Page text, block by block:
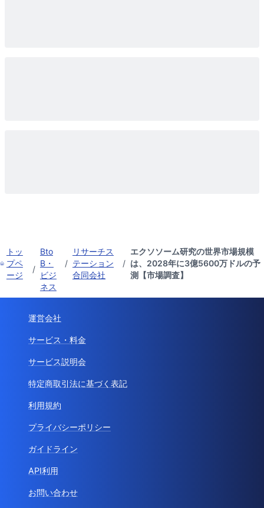
トッ
プペ
ージ
/
Bto
B・
ビジ
ネス
/
リサーチス
テーション
合同会社
/
エクソソーム研究の世界市場規模
は、2028年に3億5600万ドルの予
測【市場調査】
運営会社
サービス・料金
サービス説明会
特定商取引法に基づく表記
利用規約
プライバシーポリシー
ガイドライン
API利用
お問い合わせ